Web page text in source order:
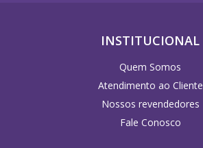
INSTITUCIONAL
Quem Somos
Atendimento ao Cliente
Nossos revendedores
Fale Conosco